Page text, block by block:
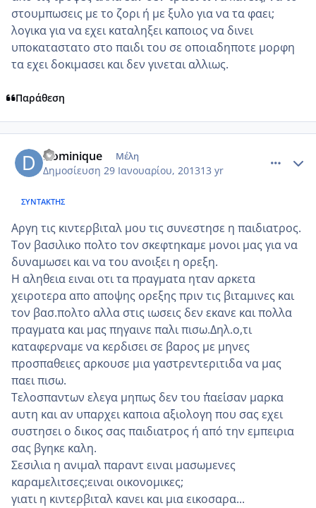
στουμπωσεις με το ζορι ή με ξυλο για να τα φαει;
λογικα για να εχει καταληξει καποιος να δινει
υποκαταστατο στο παιδι του σε οποιαδηποτε μορφη
τα εχει δοκιμασει και δεν γινεται αλλιως.
Παράθεση
Dominique Μέλη
Δημοσίευση 29 Ιανουαρίου, 201313 yr
ΣΥΝΤΆΚΤΗΣ
Αργη τις κιντερβιταλ μου τις συνεστησε η παιδιατρος.
Τον βασιλικο πολτο τον σκεφτηκαμε μονοι μας για να
δυναμωσει και να του ανοιξει η ορεξη.
Η αληθεια ειναι οτι τα πραγματα ηταν αρκετα
χειροτερα απο αποψης ορεξης πριν τις βιταμινες και
τον βασ.πολτο αλλα στις ιωσεις δεν εκανε και πολλα
πραγματα και μας πηγαινε παλι πισω.Δηλ.ο,τι
καταφερναμε να κερδισει σε βαρος με μηνες
προσπαθειες αρκουσε μια γαστρεντεριτιδα να μας
παει πισω.
Τελοσπαντων ελεγα μηπως δεν του ΄΄παει΄΄σαν μαρκα
αυτη και αν υπαρχει καποια αξιολογη που σας εχει
συστησει ο δικος σας παιδιατρος ή από την εμπειρια
σας βγηκε καλη.
Σεσιλια η ανιμαλ παραντ ειναι μασωμενες
καραμελιτσες;ειναι οικονομικες;
γιατι η κιντερβιταλ κανει και μια εικοσαρα...